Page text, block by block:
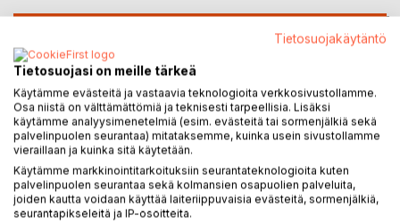
Lisää muistilistalle
Arvostele tuote
Tietosuojakäytäntö
Tietosuojasi on meille tärkeä
Käytämme evästeitä ja vastaavia teknologioita verkkosivustollamme.
Osa niistä on välttämättömiä ja teknisesti tarpeellisia. Lisäksi
käytämme analyysimenetelmiä (esim. evästeitä tai sormenjälkiä sekä
palvelinpuolen seurantaa) mitataksemme, kuinka usein sivustollamme
vieraillaan ja kuinka sitä käytetään.
Käytämme markkinointitarkoituksiin seurantateknologioita kuten
palvelinpuolen seurantaa sekä kolmansien osapuolien palveluita,
joiden kautta voidaan käyttää laiteriippuvaisia evästeitä, sormenjälkiä,
seurantapikseleitä ja IP-osoitteita.